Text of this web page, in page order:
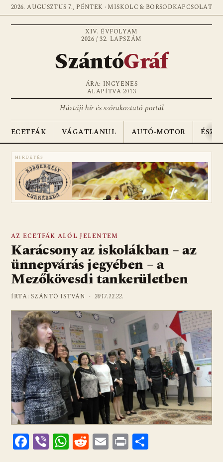
2026. AUGUSZTUS 7., PÉNTEK · MISKOLC & BORSODKAPCSOLAT
XIV. ÉVFOLYAM
2026 / 32. LAPSZÁM
SzántóGráf
ÁRA: INGYENES
ALAPÍTVA 2013
Háztáji hír és szórakoztató portál
ECETFÁK VÁGATLANUL AUTÓ-MOTOR
HIRDETÉS
AZ ECETFÁK ALÓL JELENTEM
Karácsony az iskolákban – az
ünnepvárás jegyében – a
Mezőkövesdi tankerületben
ÍRTA: SZÁNTÓ ISTVÁN ·2017.12.22.
F
ac
Vi
b
W
h
R
e
E
m
Pr
in ss